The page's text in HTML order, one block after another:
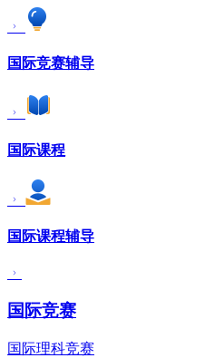
国际竞赛辅导
国际课程
国际课程辅导
国际竞赛
国际理科竞赛